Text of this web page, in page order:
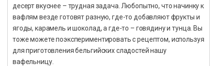
десерт вкуснее – трудная задача. Любопытно, что начинку к
вафлям везде готовят разную, где-то добавляют фрукты и
ягоды, карамель и шоколад, а где-то – говядину и тунца. Вы
тоже можете поэкспериментировать с рецептом, используя
для приготовления бельгийских сладостей нашу
вафельницу.